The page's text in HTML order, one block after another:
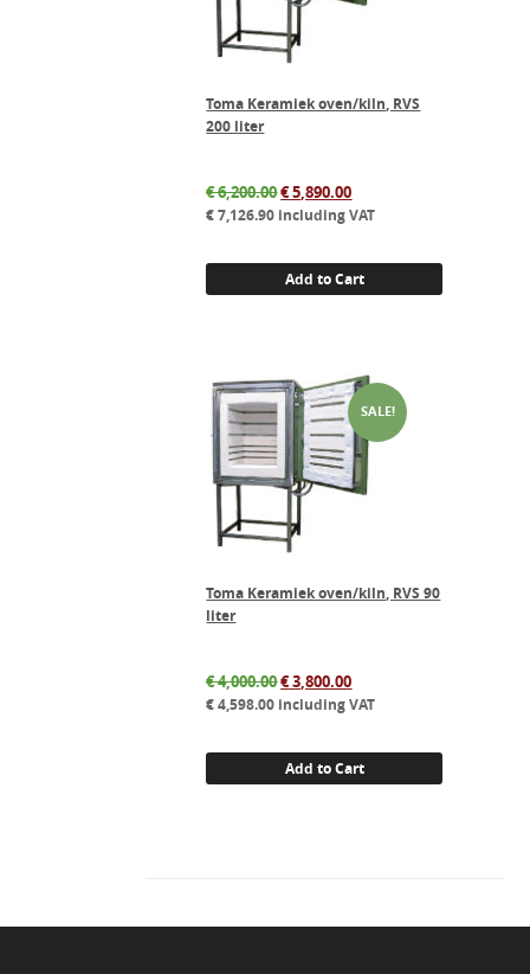
Toma Keramiek oven/kiln, RVS
200 liter
€6,200.00Original
price
€ 6,200.00.
€5,890.00Current
price
€ 5,890.00.
€7,126.90 including VAT
Add to Cart
SALE!
Toma Keramiek oven/kiln, RVS 90
liter
€4,000.00Original
price
€ 4,000.00.
€3,800.00Current
price
€ 3,800.00.
€4,598.00 including VAT
Add to Cart